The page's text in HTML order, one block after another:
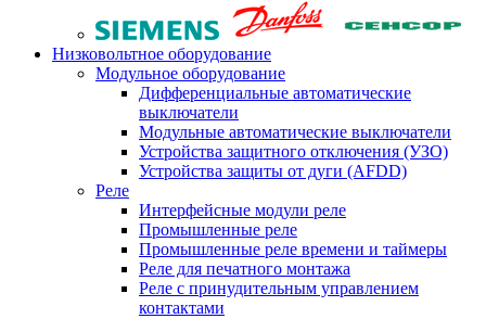
Низковольтное оборудование
Модульное оборудование
Дифференциальные автоматические
выключатели
Модульные автоматические выключатели
Устройства защитного отключения (УЗО)
Устройства защиты от дуги (AFDD)
Реле
Интерфейсные модули реле
Промышленные реле
Промышленные реле времени и таймеры
Реле для печатного монтажа
Реле с принудительным управлением
контактами